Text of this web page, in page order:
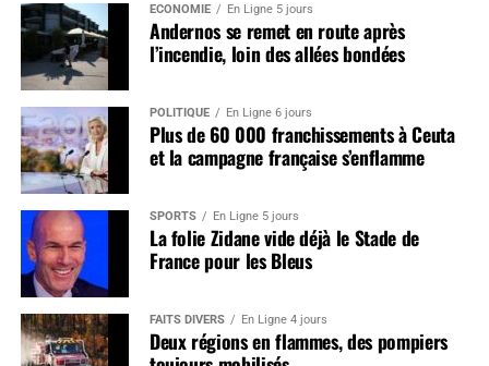
ÉCONOMIE En Ligne 5 jours
Andernos se remet en route après
l’incendie, loin des allées bondées
POLITIQUE En Ligne 6 jours
Plus de 60 000 franchissements à Ceuta
et la campagne française s’enflamme
SPORTS En Ligne 5 jours
La folie Zidane vide déjà le Stade de
France pour les Bleus
FAITS DIVERS En Ligne 4 jours
Deux régions en flammes, des pompiers